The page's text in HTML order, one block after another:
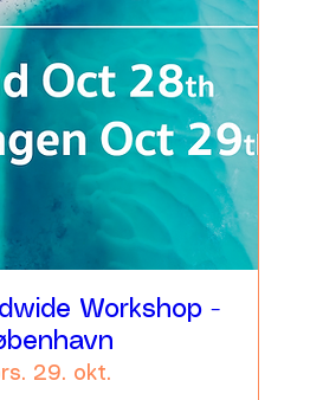
Workshop -
29. okt.